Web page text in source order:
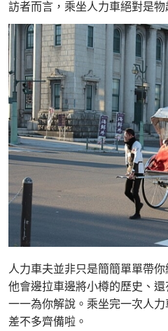
訪者而言，乘坐人力車絕對是物
人力車夫並非只是簡簡單單帶
他會邊拉車邊將小樽的歷史、
一一為你解說。乘坐完一次人
差不多齊備啦。